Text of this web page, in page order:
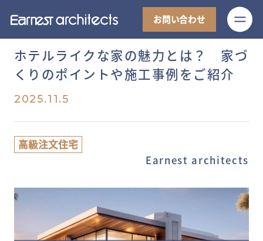
お問い合わせ
ホテルライクな家の魅力とは？ 家づ
くりのポイントや施工事例をご紹介
2025.11.5
高級注文住宅
Earnest architects